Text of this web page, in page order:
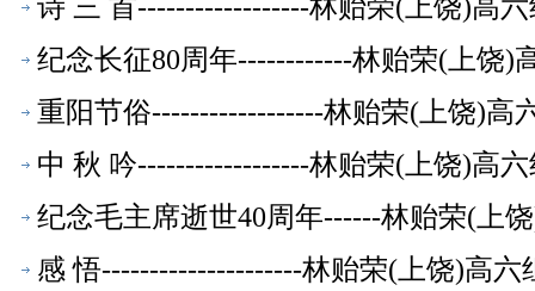
诗 三 首------------------林贻荣(上饶)高
纪念长征80周年------------林贻荣(上饶)
重阳节俗------------------林贻荣(上饶)高
中 秋 吟------------------林贻荣(上饶)高
纪念毛主席逝世40周年------林贻荣(上
感 悟---------------------林贻荣(上饶)高六